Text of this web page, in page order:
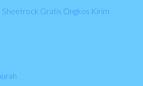
Gratis Ongkos Kirim